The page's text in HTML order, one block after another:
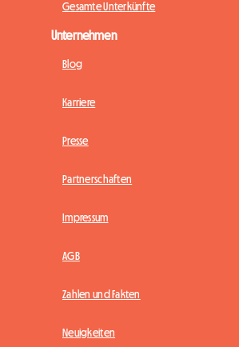
Gesamte Unterkünfte
Unternehmen
Blog
Karriere
Presse
Partnerschaften
Impressum
AGB
Zahlen und Fakten
Neuigkeiten